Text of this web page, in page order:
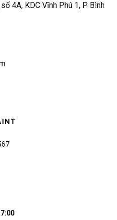
4A, KDC Vĩnh Phú 1, P. Bình